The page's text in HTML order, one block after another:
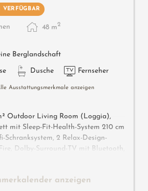
VERFÜGBAR
48 m2
Berglandschaft
Dusche Fernseher
Ausstattungsmerkmale anzeigen
Outdoor Living Room (Loggia),
mit Sleep-Fit-Health-System 210 cm
Schranksystem, 2 Relax-Design-
Dolby-Surround-TV mit Bluetooth,
Wein-, Nespresso- & Teedesk,
Beauty-Desk, getrennter
anzeigen